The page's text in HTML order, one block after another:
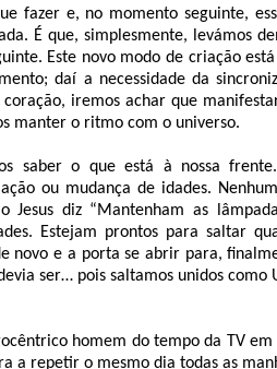
fazer e, no momento seguinte,
É que, simplesmente, levámos
Este novo modo de criação
daí a necessidade da
iremos achar que
manter o ritmo com o universo.
saber o que está à nossa
ou mudança de idades.
Jesus diz “Mantenham as
Estejam prontos para saltar
novo e a porta se abrir para,
ser… pois saltamos unidos como
homem do tempo da TV
a repetir o mesmo dia todas as